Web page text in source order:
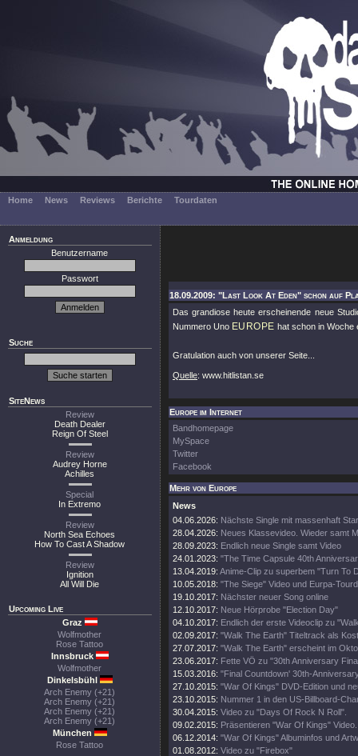
Home News Reviews Berichte Tourdaten
Anmeldung
Benutzername
Passwort
Suche
SiteNews
Review
Death Dealer
Reign Of Steel
Review
Audrey Horne
Achilles
Special
In Extremo
Review
North Sea Echoes
How To Cast A Shadow
Review
Ignition
All Will Die
Upcoming Live
Graz
Wolfmother
Rose Tattoo
Innsbruck
Wolfmother
Dinkelsbühl
Arch Enemy (+21)
Arch Enemy (+21)
Arch Enemy (+21)
Arch Enemy (+21)
München
Rose Tattoo
18.09.2009: "Last Look At Eden" schon auf
Das grandiose heute erscheinende neue
Nummero Uno EUROPE hat schon in Woche
Gratulation auch von unserer Seite...
Quelle: www.hitlistan.se
Europe im Internet
Bandhomepage
MySpace
Twitter
Facebook
Mehr von Europe
News
04.06.2026: Nächste Single mit massenhaft
28.04.2026: Neues Klassevideo. Wieder samt
28.09.2023: Endlich neue Single samt Video
24.01.2023: "The Time Capsule 40th
13.04.2019: Anime-Clip zu superbem "Turn To
10.05.2018: "The Siege" Video und Eurpa-
19.10.2017: Nächster neuer Song online
12.10.2017: Neue Hörprobe "Election Day"
04.10.2017: Endlich der erste Videoclip zu
02.09.2017: "Walk The Earth" Titeltrack als
27.07.2017: "Walk The Earth" erscheint im
23.06.2017: Fette VÖ zu "30th Anniversary
15.03.2016: "Final Countdown' 30th-
27.10.2015: "War Of Kings" DVD-Edition und
23.10.2015: Nummer 1 in den US-Billboard-
30.04.2015: Video zu "Days Of Rock N Roll".
09.02.2015: Präsentieren "War Of Kings" Video.
06.12.2014: "War Of Kings" Albuminfos und
01.08.2012: Video zu "Firebox"